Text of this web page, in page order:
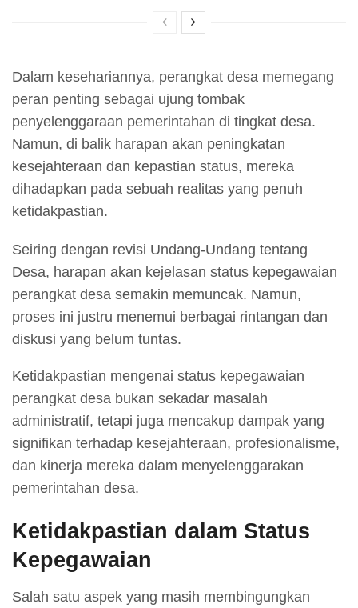
Dalam kesehariannya, perangkat desa memegang
peran penting sebagai ujung tombak
penyelenggaraan pemerintahan di tingkat desa.
Namun, di balik harapan akan peningkatan
kesejahteraan dan kepastian status, mereka
dihadapkan pada sebuah realitas yang penuh
ketidakpastian.
Seiring dengan revisi Undang-Undang tentang
Desa, harapan akan kejelasan status kepegawaian
perangkat desa semakin memuncak. Namun,
proses ini justru menemui berbagai rintangan dan
diskusi yang belum tuntas.
Ketidakpastian mengenai status kepegawaian
perangkat desa bukan sekadar masalah
administratif, tetapi juga mencakup dampak yang
signifikan terhadap kesejahteraan, profesionalisme,
dan kinerja mereka dalam menyelenggarakan
pemerintahan desa.
Ketidakpastian dalam Status
Kepegawaian
Salah satu aspek yang masih membingungkan